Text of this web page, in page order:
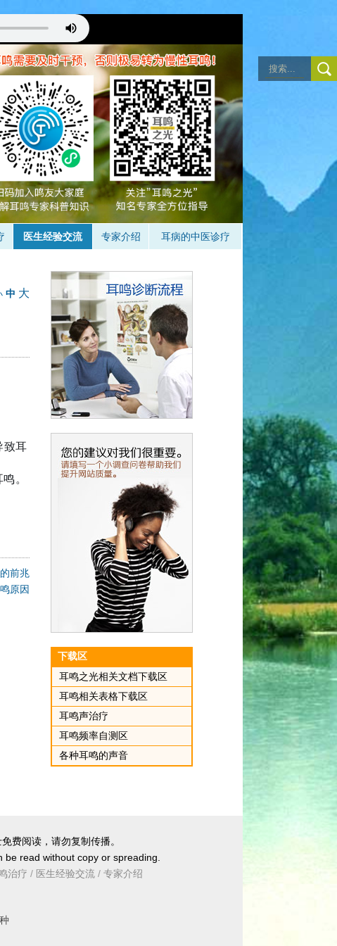
注意耳鸣，成功的状态
（详见音乐治疗）。
医生经验交流 专家介绍 耳病的中医诊疗
中 大
致耳
。
前兆
原因
下载区
耳鸣之光相关文档下载区
耳鸣相关表格下载区
耳鸣声治疗
耳鸣频率自测区
各种耳鸣的声音
费阅读，请勿复制传播。
read without copy or spreading.
治疗 / 医生经验交流 / 专家介绍